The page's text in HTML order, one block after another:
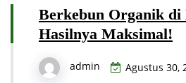
Berkebun Organik
Hasilnya Maksimal!
admin Agustus 30,